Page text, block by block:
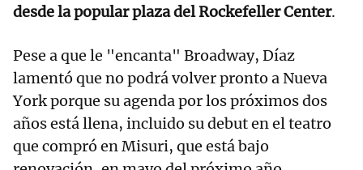
desde la popular plaza del Rockefeller Center.
Pese a que le "encanta" Broadway, Díaz
lamentó que no podrá volver pronto a Nueva
York porque su agenda por los próximos dos
años está llena, incluido su debut en el teatro
que compró en Misuri, que está bajo